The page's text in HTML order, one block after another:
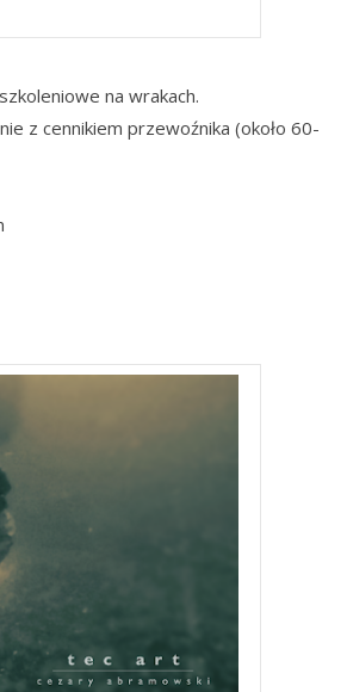
na wrakach.
z cennikiem przewoźnika (około 60-